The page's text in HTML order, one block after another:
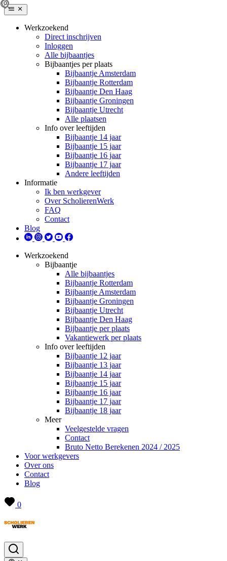
Werkzoekend
Direct inschrijven
Inloggen
Alle bijbaantjes
Bijbaantjes per plaats
Bijbaantje Amsterdam
Bijbaantje Rotterdam
Bijbaantje Den Haag
Bijbaantje Groningen
Bijbaantje Utrecht
Alle plaatsen
Info over leeftijden
Bijbaantje 14 jaar
Bijbaantje 15 jaar
Bijbaantje 16 jaar
Bijbaantje 17 jaar
Andere leeftijden
Informatie
Ik ben werkgever
Over ScholierenWerk
FAQ
Contact
Blog
Werkzoekend
Bijbaantje
Alle bijbaantjes
Bijbaantje Rotterdam
Bijbaantje Amsterdam
Bijbaantje Groningen
Bijbaantje Utrecht
Bijbaantje Den Haag
Bijbaantje per plaats
Vakantiewerk per plaats
Info over leeftijden
Bijbaantje 12 jaar
Bijbaantje 13 jaar
Bijbaantje 14 jaar
Bijbaantje 15 jaar
Bijbaantje 16 jaar
Bijbaantje 17 jaar
Bijbaantje 18 jaar
Meer
Veelgestelde vragen
Contact
Bruto Netto Berekenen 2024 / 2025
Voor werkgevers
Over ons
Contact
Blog
0